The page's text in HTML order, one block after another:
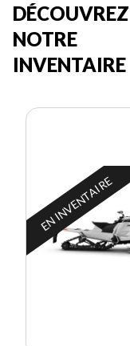
DÉCOUVREZ
NOTRE
INVENTAIRE
EN INVENTAIRE